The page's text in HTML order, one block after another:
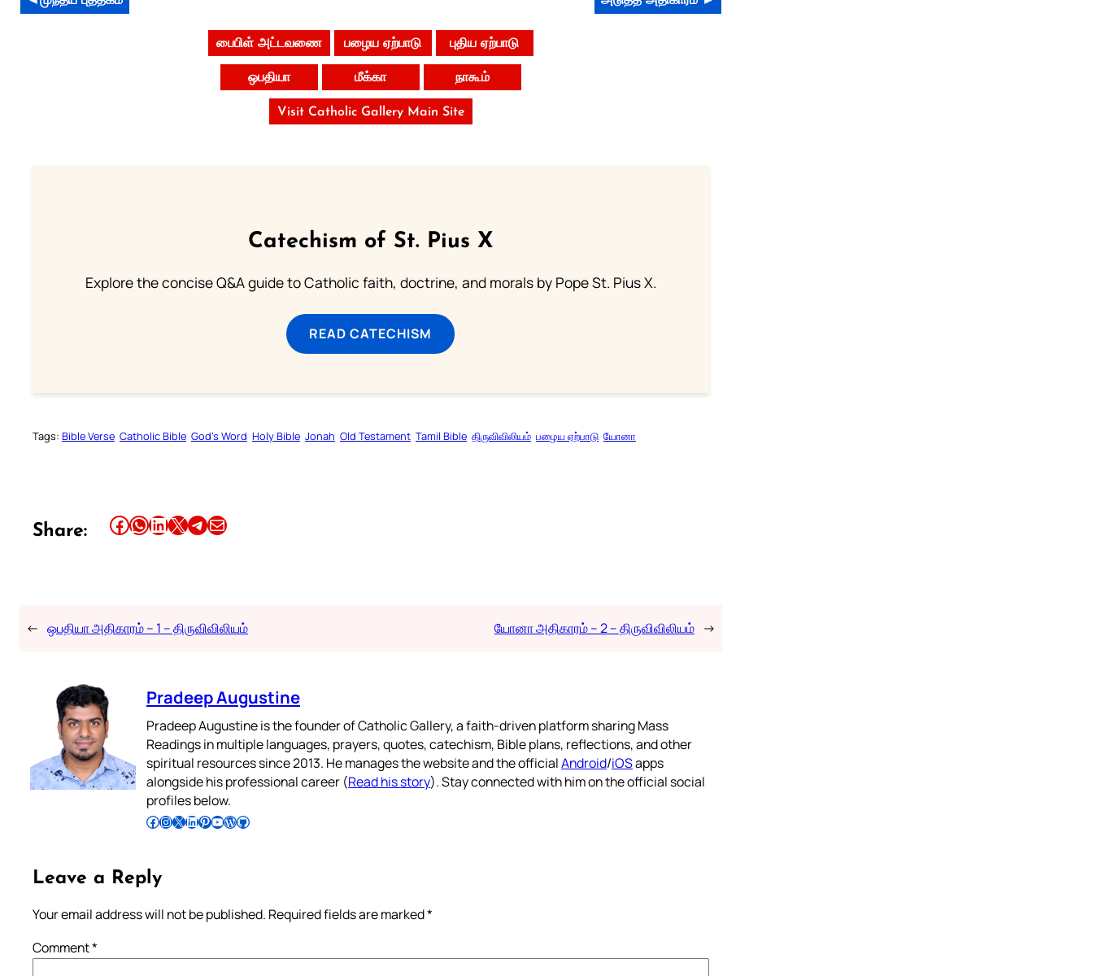
பைபிள் அட்டவணை பழைய ஏற்பாடு புதிய ஏற்பாடு
ஒபதியா மீக்கா நாகூம்
Visit Catholic Gallery Main Site
Catechism of St. Pius X
Explore the concise Q&A guide to Catholic faith, doctrine, and morals by Pope St. Pius X.
READ CATECHISM
Tags: Bible Verse Catholic Bible God’s Word Holy Bible Jonah Old Testament Tamil Bible திருவிவிலியம் பழைய ஏற்பாடு யோனா
Share: Share this article on Facebook Share this article on WhatsApp Share this article on LinkedIn Share this article on X Share this article on TelegramEmail this Article
← ஒபதியா அதிகாரம் – 1 – திருவிவிலியம் யோனா அதிகாரம் – 2 – திருவிவிலியம் →
Pradeep Augustine
Pradeep Augustine is the founder of Catholic Gallery, a faith-driven platform sharing Mass
Readings in multiple languages, prayers, quotes, catechism, Bible plans, reflections, and other
spiritual resources since 2013. He manages the website and the officialAndroid/iOSapps
alongside his professional career (Read his story). Stay connected with him on the official social
profiles below.
Follow Pradeep on Facebook Follow Pradeep on InstagramFollow Pradeep on X Follow Pradeep on LinkedIn Follow Pradeep on Pinterest Subscribe to Pradeep’s Youtube Channel Follow Pradeep on WordPress Follow Pradeep on GitHub
Leave a Reply
Your email address will not be published. Required fields are marked*
Comment*